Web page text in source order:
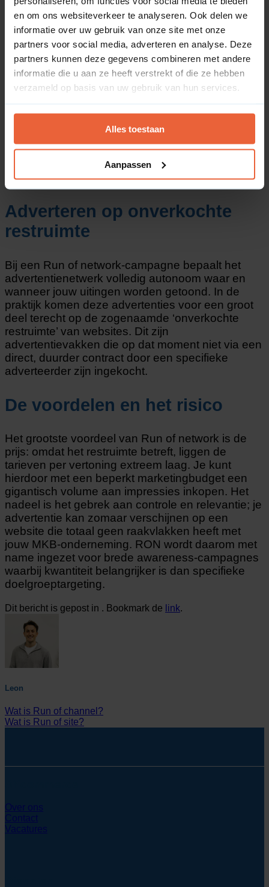
en om ons websiteverkeer te analyseren. Ook delen we
informatie over uw gebruik van onze site met onze
partners voor social media, adverteren en analyse. Deze
partners kunnen deze gegevens combineren met andere
informatie die u aan ze heeft verstrekt of die ze hebben
verzameld op basis van uw gebruik van hun services.
Alles toestaan
Aanpassen
Wat is Run of network?
advertentiemethode waarbij online banners of
tekstlinks worden geplaatst op een brede selectie
advertentie-exploitant. In tegenstelling tot gerichte
targeting, kies je bij RON vooraf geen specifieke
websites of specifieke thematische kanalen.
Adverteren op onverkochte
restruimte
Bij een Run of network-campagne bepaalt het
advertentienetwerk volledig autonoom waar en
wanneer jouw uitingen worden getoond. In de
praktijk komen deze advertenties voor een groot
deel terecht op de zogenaamde ‘onverkochte
restruimte’ van websites. Dit zijn
advertentievakken die op dat moment niet via een
direct, duurder contract door een specifieke
adverteerder zijn ingekocht.
De voordelen en het risico
Het grootste voordeel van Run of network is de
prijs: omdat het restruimte betreft, liggen de
tarieven per vertoning extreem laag. Je kunt
hierdoor met een beperkt marketingbudget een
gigantisch volume aan impressies inkopen. Het
nadeel is het gebrek aan controle en relevantie; je
advertentie kan zomaar verschijnen op een
website die totaal geen raakvlakken heeft met
jouw MKB-onderneming. RON wordt daarom met
name ingezet voor brede awareness-campagnes
waarbij kwantiteit belangrijker is dan specifieke
doelgroeptargeting.
Dit bericht is gepost in . Bookmark de link.
Leon
Wat is Run of channel?
Wat is Run of site?
Over ons
Contact
Vacatures